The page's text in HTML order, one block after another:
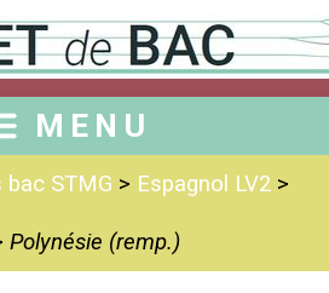
MENU
bac STMG > Espagnol LV2>
Polynésie (remp.)